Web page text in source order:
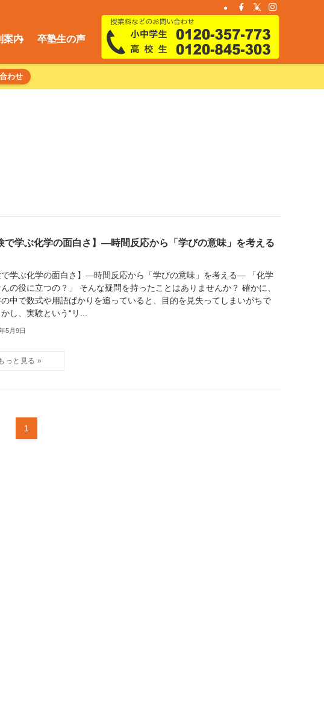
案内 卒塾生の声
わせ
で学ぶ化学の面白さ】―時間反応から「学びの意味」を考える
で学ぶ化学の面白さ】―時間反応から「学びの意味」を考える― 「化学
の役に立つの？」 そんな疑問を持ったことはありませんか？ 確かに、
中で数式や用語ばかりを追っていると、目的を見失ってしまいがちで
し、実験という“リ...
5月9日
1